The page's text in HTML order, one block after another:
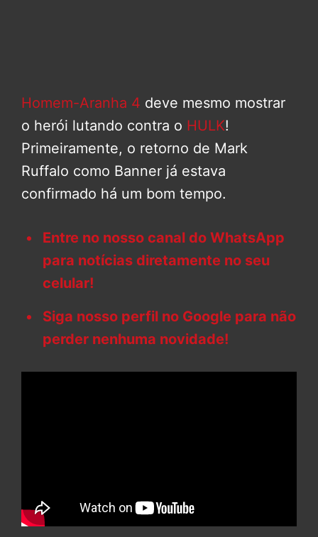
Homem-Aranha 4 deve mesmo mostrar
o herói lutando contra o HULK!
Primeiramente, o retorno de Mark
Ruffalo como Banner já estava
confirmado há um bom tempo.
Entre no nosso canal do WhatsApp
para notícias diretamente no seu
celular!
Siga nosso perfil no Google para não
perder nenhuma novidade!